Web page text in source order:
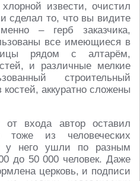
извести, очистил
и сделал то, что вы видите
– герб заказчика,
все имеющиеся в
рядом с алтарём,
и различные мелкие
строительный
аккуратно сложены
входа автор оставил
тоже из человеческих
у него ушли по разным
до 50 000 человек. Даже
церковь, и подписи